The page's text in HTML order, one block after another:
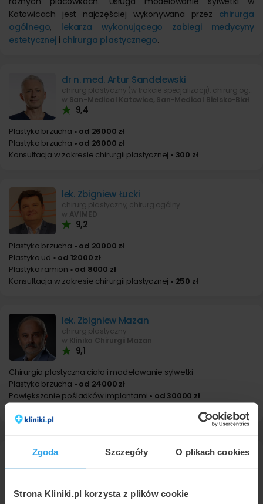
Zgoda Szczegóły O plikach cookies
Strona Kliniki.pl korzysta z plików cookie
Katowicach jest najczęściej wykonywana przez chirurga
ogólnego, lekarza wykonującego zabiegi medycyny
estetyczneji chirurga plastycznego.
dr n. med. Artur Sandelewski
w San-Medical Katowice, San-Medical Bielsko-Biała
9,4
Plastyka brzucha • od 26000 zł
Plastyka brzucha • od 26000 zł
Konsultacja w zakresie chirurgii plastycznej • 300 zł
lek. Zbigniew Łucki
chirurg plastyczny, chirurg ogólny
w AVIMED
9,2
Plastyka brzucha • od 20000 zł
Plastyka ud • od 12000 zł
Plastyka ramion • od 8000 zł
Konsultacja w zakresie chirurgii plastycznej • 250 zł
lek. Zbigniew Mazan
chirurg plastyczny
w Klinika Chirurgii Mazan
9,1
Chirurgia plastyczna ciała i modelowanie sylwetki
Plastyka brzucha • od 24000 zł
Powiększanie pośladków implantami • od 30000 zł
Chirurgia plastyczna ciała i
cena